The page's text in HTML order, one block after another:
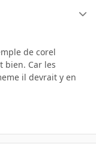
de corel
bien. Car les
il devrait y en